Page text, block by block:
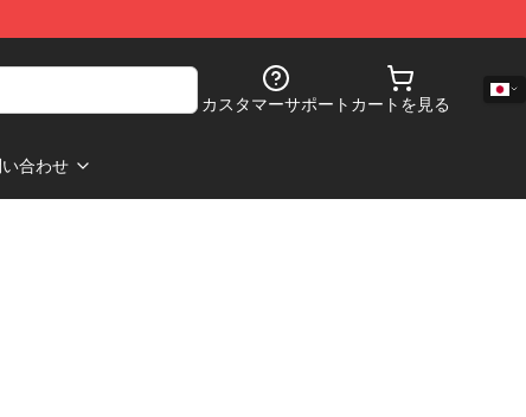
カスタマーサポート カートを見る
合わせ